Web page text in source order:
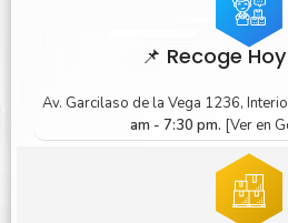
📌 Recoge
Av. Garcilaso de la Vega 1236,
am - 7:30 pm. [Ver en